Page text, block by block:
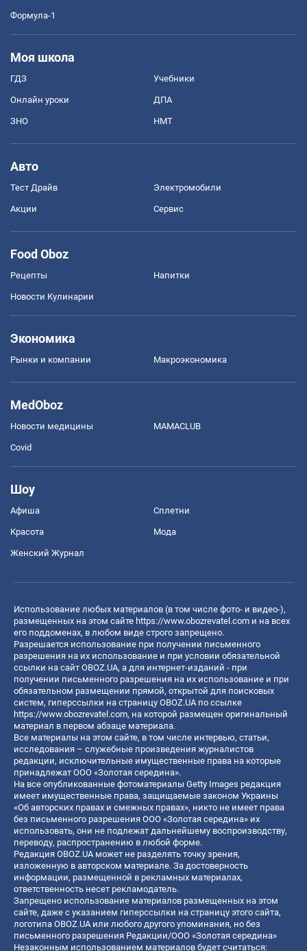
Формула-1
Моя школа
ГДЗ Учебники
Онлайн уроки ДПА
ЗНО НМТ
Авто
Тест Драйв Электромобили
Акции Сервис
Food Oboz
Рецепты Напитки
Новости Кулинарии
Экономика
Рынки и компании Mакроэкономика
MedOboz
Новости медицины MAMACLUB
Covid
Шоу
Афиша Сплетни
Красота Мода
Женский Журнал
Использование любых материалов (в том числе фото- и видео-),
размещенных на этом сайте https://www.obozrevatel.com и на всех
его поддоменах, в любом виде строго запрещено.
Разрешается использование при получении письменного
разрешения на их использование и при условии обязательной
ссылки на сайт OBOZ.UA, а для интернет-изданий - при
получении письменного разрешения на их использование и при
обязательном размещении прямой, открытой для поисковых
систем, гиперссылки на страницу OBOZ.UA по ссылке
https://www.obozrevatel.com, на которой размещен оригинальный
материал в первом абзаце материала.
Все материалы на этом сайте, в том числе интервью, статьи,
исследования – служебные произведения журналистов
редакции, исключительные имущественные права на которые
принадлежат ООО «Золотая середина».
На все опубликованные фотоматериалы Getty Images редакция
имеет имущественные права, защищаемые законом Украины
«Об авторских правах и смежных правах», никто не имеет права
без письменного разрешения ООО «Золотая середина» их
использовать, они не подлежат дальнейшему воспроизводству,
переводу, распространению в любой форме.
Редакция OBOZ.UA может не разделять точку зрения,
изложенную в авторском материале. За достоверность
информации, размещенной в рекламных материалах,
ответственность несет рекламодатель.
Запрещено использование материалов размещенных на этом
сайте, даже с указанием гиперссылки на страницу этого сайта,
логотипа OBOZ.UA или любого другого упоминания, но без
письменного разрешения Редакции/ООО «Золотая середина»
Незаконным использованием материалов будет считаться: